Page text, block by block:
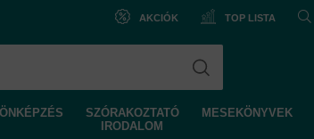
AKCIÓK TOP LISTA
SZÓRAKOZTATÓ
IRODALOM
MESEKÖNYVEK